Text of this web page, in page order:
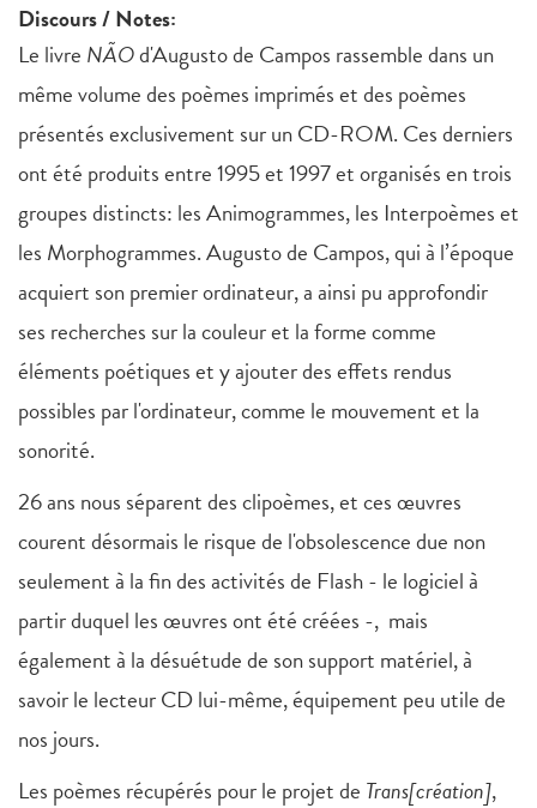
Discours / Notes:
Le livre NÃOd'Augusto de Campos rassemble dans un
même volume des poèmes imprimés et des poèmes
présentés exclusivement sur un CD-ROM. Ces derniers
ont été produits entre 1995 et 1997 et organisés en trois
groupes distincts: les Animogrammes, les Interpoèmes et
les Morphogrammes. Augusto de Campos, qui à l’époque
acquiert son premier ordinateur, a ainsi pu approfondir
ses recherches sur la couleur et la forme comme
éléments poétiques et y ajouter des effets rendus
possibles par l'ordinateur, comme le mouvement et la
sonorité.
26 ans nous séparent des clipoèmes, et ces œuvres
courent désormais le risque de l'obsolescence due non
seulement à la fin des activités de Flash - le logiciel à
partir duquel les œuvres ont été créées -, mais
également à la désuétude de son support matériel, à
savoir le lecteur CD lui-même, équipement peu utile de
nos jours.
Les poèmes récupérés pour le projet de Trans[création],